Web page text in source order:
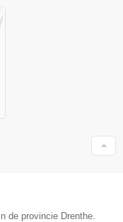
de provincie Drenthe.